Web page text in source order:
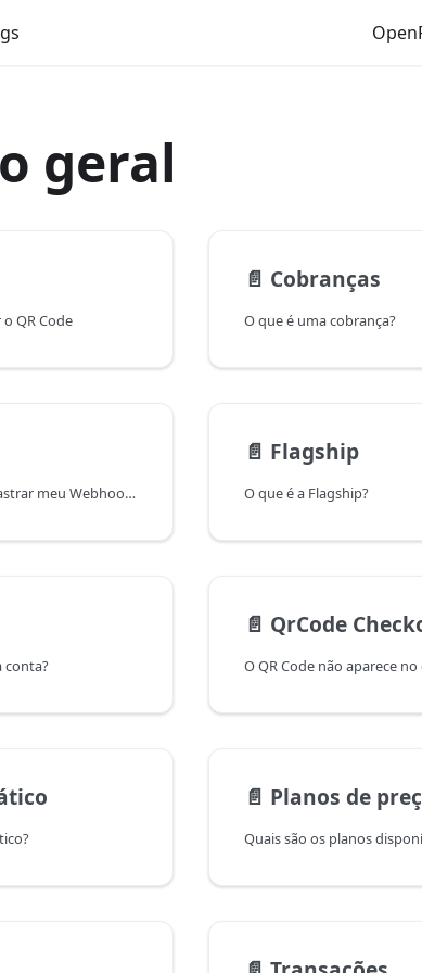
geral
QR Code
📄️ Cobranças
O que é uma cobrança?
Não estou conseguindo cadastrar meu Webhook ?
📄️ Flagship
O que é a Flagship?
conta?
📄️ QrCode
O QR Code não aparece
📄️ Planos de
Quais são os planos